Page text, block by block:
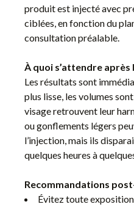
produit est injecté avec
ciblées, en fonction du
consultation préalable.
À quoi s’attendre après
Les résultats sont
plus lisse, les volumes
visage retrouvent leur
ou gonflements légers
l’injection, mais ils
quelques heures à
Recommandations
Évitez toute